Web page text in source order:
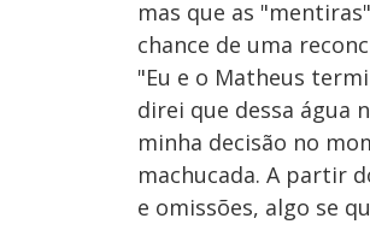
mas que as
chance de uma
"Eu e o Matheus
direi que dessa água
minha decisão no
machucada. A partir
e omissões, algo se